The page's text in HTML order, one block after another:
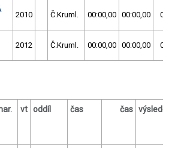
2010 Č.Kruml. 00:00,00 00:00,00
2012 Č.Kruml. 00:00,00 00:00,00
vt oddíl čas čas výsledek